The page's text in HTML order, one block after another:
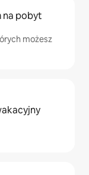
na pobyt
możesz